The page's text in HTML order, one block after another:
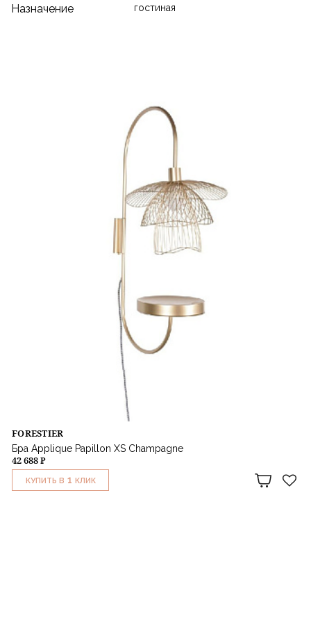
Назначение гостиная
FORESTIER
Бра Applique Papillon XS Champagne
42 688 ₽
КУПИТЬ В 1 КЛИК